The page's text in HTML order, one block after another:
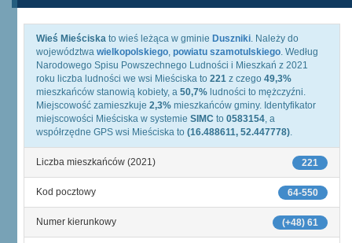
Wieś Mieściska to wieś leżąca w gminie Duszniki. Należy do
województwa wielkopolskiego, powiatu szamotulskiego. Według
Narodowego Spisu Powszechnego Ludności i Mieszkań z 2021
roku liczba ludności we wsi Mieściska to 221 z czego 49,3%
mieszkańców stanowią kobiety, a 50,7% ludności to mężczyźni.
Miejscowość zamieszkuje 2,3% mieszkańców gminy. Identyfikator
miejscowości Mieściska w systemie SIMC to 0583154, a
współrzędne GPS wsi Mieściska to (16.488611, 52.447778).
221
Liczba mieszkańców (2021)
64-550
Kod pocztowy
(+48) 61
Numer kierunkowy